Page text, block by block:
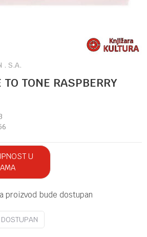
. S.A.
TONE RASPBERRY
U
proizvod bude dostupan